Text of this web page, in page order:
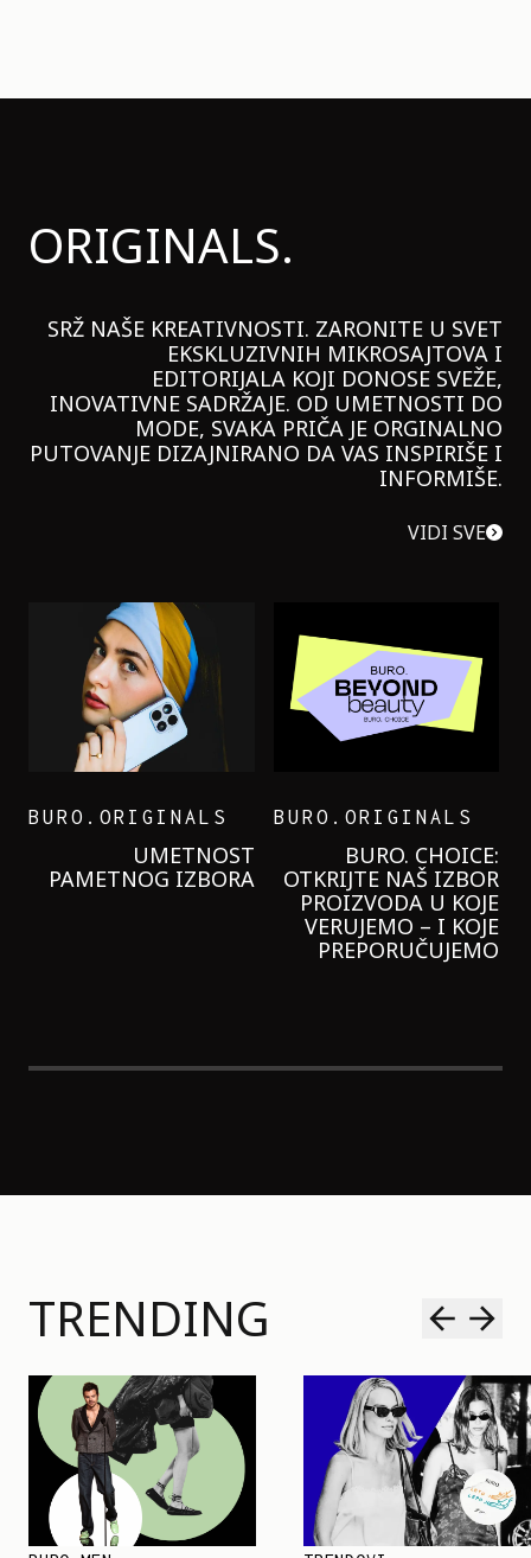
ORIGINALS.
SRŽ NAŠE KREATIVNOSTI. ZARONITE U SVET
EKSKLUZIVNIH MIKROSAJTOVA I
EDITORIJALA KOJI DONOSE SVEŽE,
INOVATIVNE SADRŽAJE. OD UMETNOSTI DO
MODE, SVAKA PRIČA JE ORGINALNO
PUTOVANJE DIZAJNIRANO DA VAS INSPIRIŠE I
INFORMIŠE.
VIDI SVE
GARNIER KREMU I
NIKADA NIŠTA
LAGANIJE NISAM
KORISTILA
TRENDING